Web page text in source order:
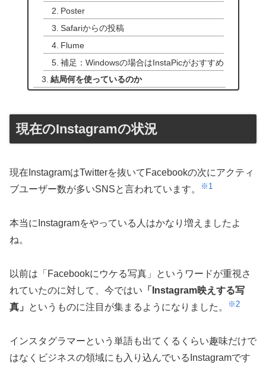
Poster
Safariからの投稿
Flume
補足：Windowsの場合はInstaPicがおすすめ
結局何を使っているのか
現在のInstagramの状況
現在InstagramはTwitterを抜いてFacebookの次にアクティ
ブユーザー数が多いSNSと言われています。
※1
本当にInstagramをやっている人はかなり増えましたよ
ね。
以前は「Facebookにウケる写真」というワードが重視さ
れていたのに対して、今ではい 「Instagram映えする写
真」
というものに注目が集まるようになりました。 ※2
インスタグラマーという単語も出てくるくらい趣味だけで
はなくビジネスの領域にも入り込んでいるInstagramです